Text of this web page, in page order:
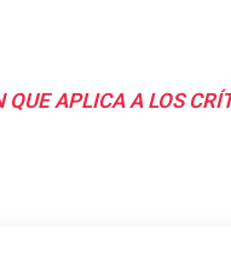
APLICA A LOS